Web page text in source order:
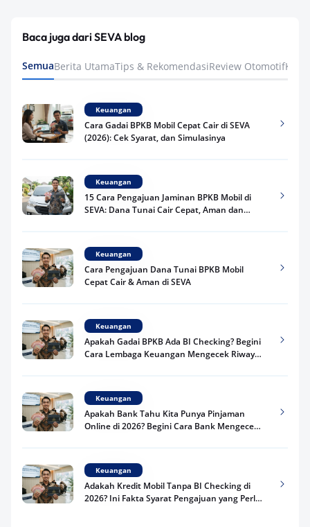
Baca juga dari SEVA blog
SemuaBerita UtamaTips & RekomendasiReview Otomotif
Keuangan
Cara Gadai BPKB Mobil Cepat Cair di SEVA
(2026): Cek Syarat, dan Simulasinya
Keuangan
15 Cara Pengajuan Jaminan BPKB Mobil di
SEVA: Dana Tunai Cair Cepat, Aman dan
Keuangan
Cara Pengajuan Dana Tunai BPKB Mobil
Cepat Cair & Aman di SEVA
Keuangan
Apakah Gadai BPKB Ada BI Checking? Begini
Cara Lembaga Keuangan Mengecek Riwayat
Keuangan
Apakah Bank Tahu Kita Punya Pinjaman
Online di 2026? Begini Cara Bank Mengecek
Keuangan
Adakah Kredit Mobil Tanpa BI Checking di
2026? Ini Fakta Syarat Pengajuan yang Perlu